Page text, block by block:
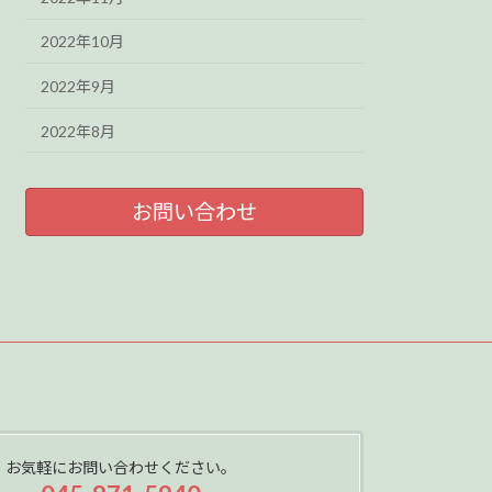
2022年10月
2022年9月
2022年8月
お問い合わせ
お気軽にお問い合わせください。